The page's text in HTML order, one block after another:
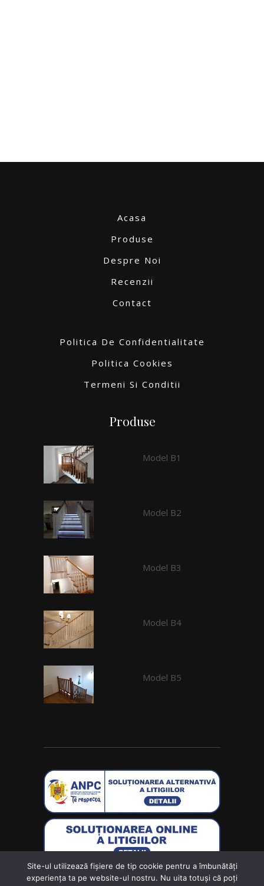
Acasa
Produse
Despre Noi
Recenzii
Contact
Politica De Confidentialitate
Politica Cookies
Termeni Si Conditii
Produse
Model B1
Model B2
Model B3
Model B4
Model B5
Creat deWolf Software Solutions S.R.L.
Site-ul utilizează fişiere de tip cookie pentru a îmbunătăți
experiența ta pe website-ul nostru. Nu uita totuși că poți